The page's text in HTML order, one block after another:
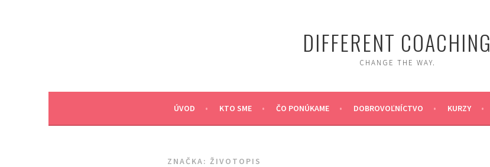
DIFFERENT COACHING
CHANGE THE WAY.
ÚVOD KTO SME ČO PONÚKAME DOBROVOĽNÍCTVO KURZY
ZNAČKA: ŽIVOTOPIS